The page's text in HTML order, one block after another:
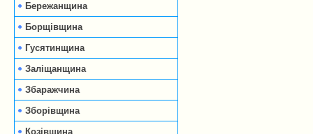
Бережанщина
Борщівщина
Гусятинщина
Заліщанщина
Збаражчина
Зборівщина
Козівщина